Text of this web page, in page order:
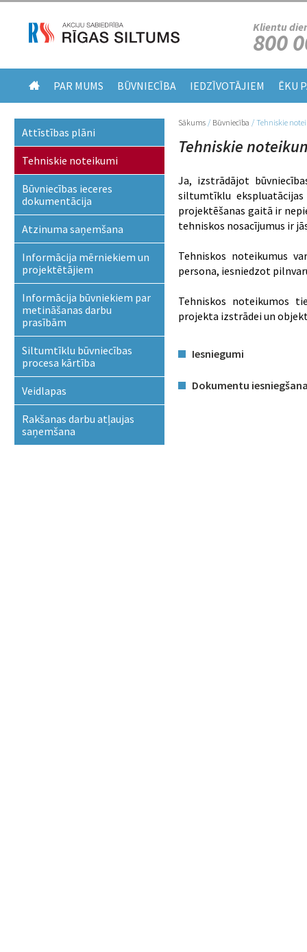
Klientu
800
PAR MUMS BŪVNIECĪBA IEDZĪVOTĀJIEM ĒKU
Jūs atrodaties šeit
Sākums / Būvniecība / Tehniskie
Tehniskie
Ja, izstrādājot
siltumtīklu
projektēšanas gaitā ir
tehniskos nosacījumus ir
Tehniskos noteikumus
persona, iesniedzot
Tehniskos noteikumos
projekta izstrādei un
Iesniegumi
Dokumentu
Attīstības plāni
Tehniskie noteikumi
Būvniecības ieceres
dokumentācija
Atzinuma saņemšana
Informācija mērniekiem un
projektētājiem
Informācija būvniekiem par
metināšanas darbu
prasībām
Siltumtīklu būvniecības
procesa kārtība
Veidlapas
Rakšanas darbu atļaujas
saņemšana